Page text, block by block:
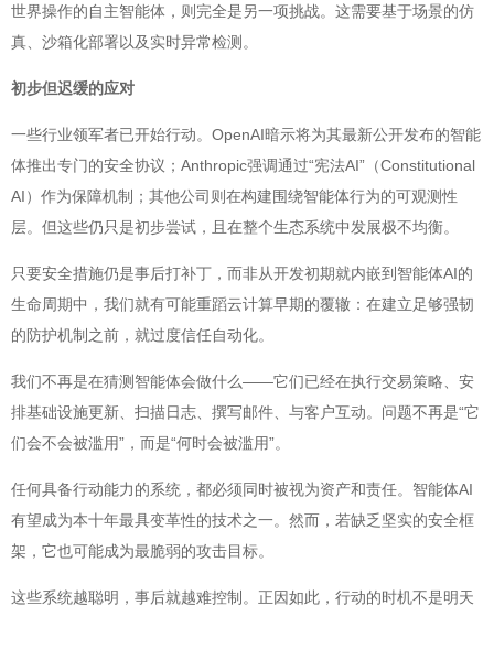
世界操作的自主智能体，则完全是另一项挑战。这需要基于场景的仿
真、沙箱化部署以及实时异常检测。
初步但迟缓的应对
一些行业领军者已开始行动。OpenAI暗示将为其最新公开发布的智能
体推出专门的安全协议；Anthropic强调通过“宪法AI”（Constitutional
AI）作为保障机制；其他公司则在构建围绕智能体行为的可观测性
层。但这些仍只是初步尝试，且在整个生态系统中发展极不均衡。
只要安全措施仍是事后打补丁，而非从开发初期就内嵌到智能体AI的
生命周期中，我们就有可能重蹈云计算早期的覆辙：在建立足够强韧
的防护机制之前，就过度信任自动化。
我们不再是在猜测智能体会做什么——它们已经在执行交易策略、安
排基础设施更新、扫描日志、撰写邮件、与客户互动。问题不再是“它
们会不会被滥用”，而是“何时会被滥用”。
任何具备行动能力的系统，都必须同时被视为资产和责任。智能体AI
有望成为本十年最具变革性的技术之一。然而，若缺乏坚实的安全框
架，它也可能成为最脆弱的攻击目标。
这些系统越聪明，事后就越难控制。正因如此，行动的时机不是明天